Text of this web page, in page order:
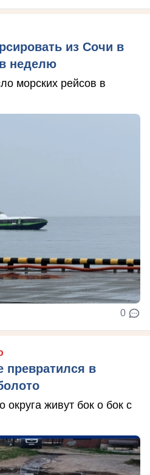
из Сочи в
неделю
морских рейсов в
0
превратился в
округа живут бок о бок с